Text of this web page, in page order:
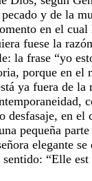
y de la
en el
fuese la
la frase “yo
porque en el
ya fuera de la
desfasaje, en el
pequeña
elegante
sentido: “Elle